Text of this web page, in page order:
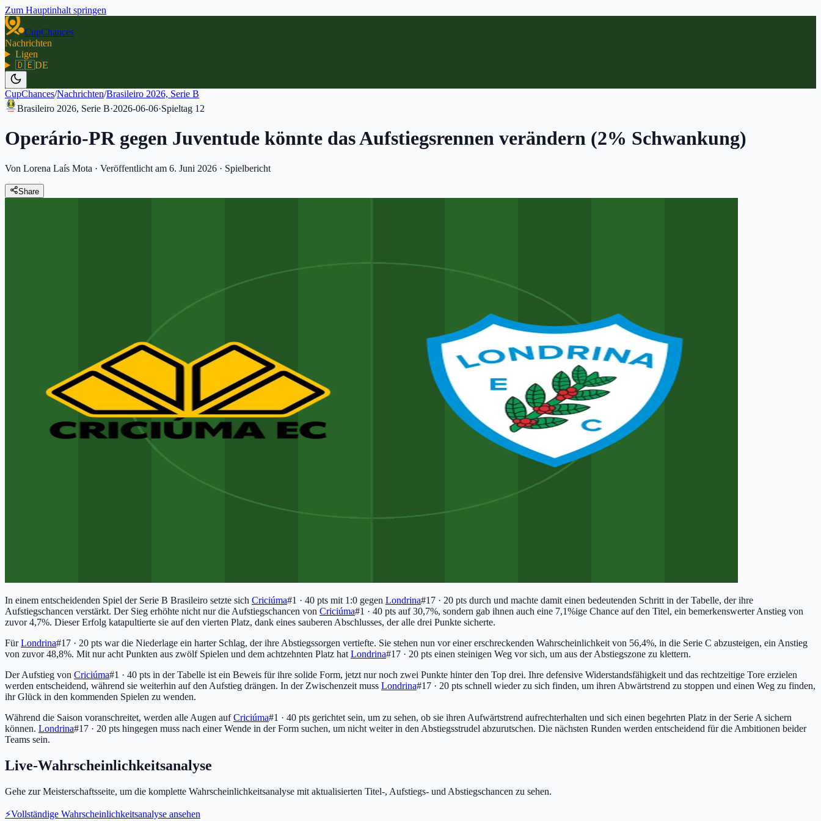
Zum Hauptinhalt springen
CupChances
Nachrichten
Ligen
🇩🇪DE
CupChances/Nachrichten/Brasileiro 2026, Serie B
Brasileiro 2026, Serie B·2026-06-06·Spieltag 12
Operário-PR gegen Juventude könnte das Aufstiegsrennen verändern (2% Schwankung)
Von Lorena Laís Mota · Veröffentlicht am 6. Juni 2026 · Spielbericht
Share
In einem entscheidenden Spiel der Serie B Brasileiro setzte sich Criciúma#1 · 40 pts mit 1:0 gegen Londrina#17 · 20 pts durch und machte damit einen bedeutenden Schritt in der Tabelle, der ihre
Aufstiegschancen verstärkt. Der Sieg erhöhte nicht nur die Aufstiegschancen von Criciúma#1 · 40 pts auf 30,7%, sondern gab ihnen auch eine 7,1%ige Chance auf den Titel, ein bemerkenswerter Anstieg von
zuvor 4,7%. Dieser Erfolg katapultierte sie auf den vierten Platz, dank eines sauberen Abschlusses, der alle drei Punkte sicherte.
FürLondrina#17 · 20 pts war die Niederlage ein harter Schlag, der ihre Abstiegssorgen vertiefte. Sie stehen nun vor einer erschreckenden Wahrscheinlichkeit von 56,4%, in die Serie C abzusteigen, ein Anstieg
von zuvor 48,8%. Mit nur acht Punkten aus zwölf Spielen und dem achtzehnten Platz hat Londrina#17 · 20 pts einen steinigen Weg vor sich, um aus der Abstiegszone zu klettern.
Der Aufstieg von Criciúma#1 · 40 pts in der Tabelle ist ein Beweis für ihre solide Form, jetzt nur noch zwei Punkte hinter den Top drei. Ihre defensive Widerstandsfähigkeit und das rechtzeitige Tore erzielen
werden entscheidend, während sie weiterhin auf den Aufstieg drängen. In der Zwischenzeit muss Londrina#17 · 20 pts schnell wieder zu sich finden, um ihren Abwärtstrend zu stoppen und einen Weg zu finden,
ihr Glück in den kommenden Spielen zu wenden.
Während die Saison voranschreitet, werden alle Augen aufCriciúma#1 · 40 pts gerichtet sein, um zu sehen, ob sie ihren Aufwärtstrend aufrechterhalten und sich einen begehrten Platz in der Serie A sichern
können. Londrina#17 · 20 pts hingegen muss nach einer Wende in der Form suchen, um nicht weiter in den Abstiegsstrudel abzurutschen. Die nächsten Runden werden entscheidend für die Ambitionen beider
Teams sein.
Live-Wahrscheinlichkeitsanalyse
Gehe zur Meisterschaftsseite, um die komplette Wahrscheinlichkeitsanalyse mit aktualisierten Titel-, Aufstiegs- und Abstiegschancen zu sehen.
⚡Vollständige Wahrscheinlichkeitsanalyse ansehen